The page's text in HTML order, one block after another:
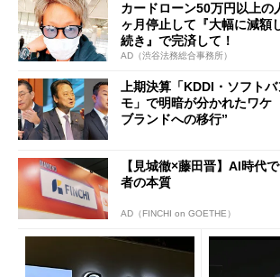
カードローン50万円以上の
ヶ月停止して『大幅に減額
続き』で完済して！
AD（渋谷法務総合事務所）
上期決算「KDDI・ソフト
モ」で明暗が分かれたワ
ブランドへの移行”
【見城徹×藤田晋】AI時代
者の本質
AD（FINCHI on GOETHE）